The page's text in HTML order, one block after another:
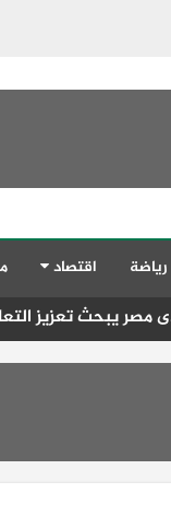
رياضة اقتصاد
التعاون